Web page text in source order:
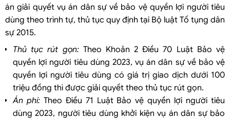
án giải quyết vụ án dân sự về bảo vệ quyền lợi người tiêu
dùng theo trình tự, thủ tục quy định tại Bộ luật Tố tụng dân
sự 2015.
Thủ tục rút gọn:Theo Khoản 2 Điều 70 Luật Bảo vệ
quyền lợi người tiêu dùng 2023, vụ án dân sự về bảo vệ
quyền lợi người tiêu dùng có giá trị giao dịch dưới 100
triệu đồng thì được giải quyết theo thủ tục rút gọn.
Án phí:Theo Điều 71 Luật Bảo vệ quyền lợi người tiêu
dùng 2023, người tiêu dùng khởi kiện vụ án dân sự bảo